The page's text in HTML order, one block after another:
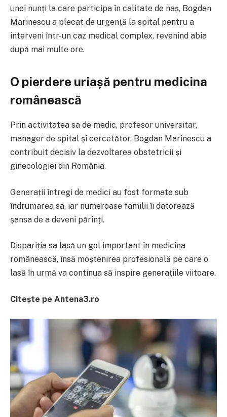
unei nunți la care participa în calitate de naș, Bogdan
Marinescu a plecat de urgență la spital pentru a
interveni într-un caz medical complex, revenind abia
după mai multe ore.
O pierdere uriașă pentru medicina
românească
Prin activitatea sa de medic, profesor universitar,
manager de spital și cercetător, Bogdan Marinescu a
contribuit decisiv la dezvoltarea obstetricii și
ginecologiei din România.
Generații întregi de medici au fost formate sub
îndrumarea sa, iar numeroase familii îi datorează
șansa de a deveni părinți.
Dispariția sa lasă un gol important în medicina
românească, însă moștenirea profesională pe care o
lasă în urmă va continua să inspire generațiile viitoare.
Citește pe Antena3.ro